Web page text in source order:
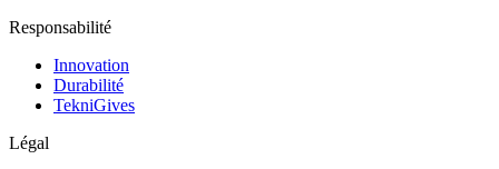
Responsabilité
Innovation
Durabilité
TekniGives
Légal